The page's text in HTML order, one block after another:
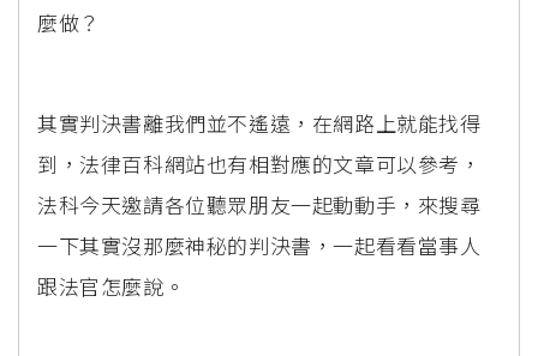
麼做？
其實判決書離我們並不遙遠，在網路上就能找得
到，法律百科網站也有相對應的文章可以參考，
法科今天邀請各位聽眾朋友一起動動手，來搜尋
一下其實沒那麼神秘的判決書，一起看看當事人
跟法官怎麼說。